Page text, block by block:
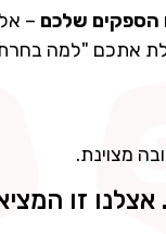
הספקים שלכם –
אתכם "למה
זו